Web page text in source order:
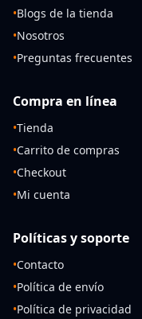
•Blogs de la tienda
•Nosotros
•Preguntas frecuentes
Compra en línea
•Tienda
•Carrito de compras
•Checkout
•Mi cuenta
Políticas y soporte
•Contacto
•Política de envío
•Política de privacidad